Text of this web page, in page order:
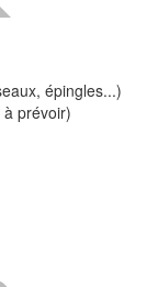
épingles...)
prévoir)